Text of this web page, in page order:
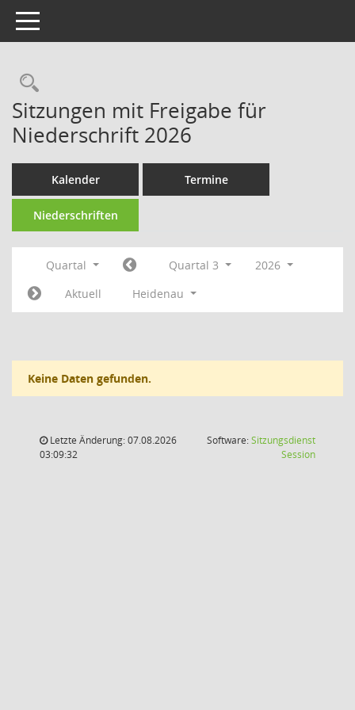
Toggle navigation
Rechercheauswahl
Sitzungen mit Freigabe für
Niederschrift 2026
Kalender Termine
Niederschriften
Quartal Quartal 3
2026
Aktuell
Heidenau
Keine Daten gefunden.
Letzte Änderung: 07.08.2026
03:09:32
Software:Sitzungsdienst
Session(Wird in